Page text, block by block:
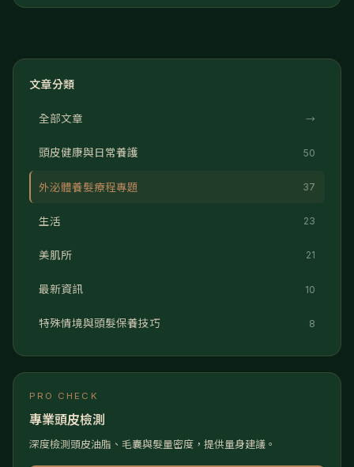
文章分類
全部文章 →
頭皮健康與日常養護 50
外泌體養髮療程專題 37
生活 23
美肌所 21
最新資訊 10
特殊情境與頭髮保養技巧 8
PRO CHECK
專業頭皮檢測
深度檢測頭皮油脂、毛囊與髮量密度，提供量身建議。